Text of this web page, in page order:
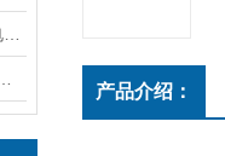
产品介绍：